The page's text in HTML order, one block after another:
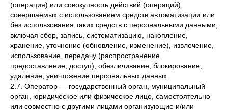
(операция) или совокупность действий (операций),
совершаемых с использованием средств автоматизации или
без использования таких средств с персональными данными,
включая сбор, запись, систематизацию, накопление,
хранение, уточнение (обновление, изменение), извлечение,
использование, передачу (распространение,
предоставление, доступ), обезличивание, блокирование,
удаление, уничтожение персональных данных.
2.7. Оператор — государственный орган, муниципальный
орган, юридическое или физическое лицо, самостоятельно
или совместно с другими лицами организующие и/или